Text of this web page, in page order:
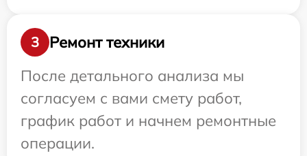
3
Ремонт техники
После детального анализа мы
согласуем с вами смету работ,
график работ и начнем ремонтные
операции.